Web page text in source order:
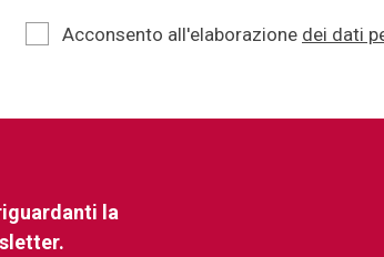
Acconsento all'elaborazione dei dati
la